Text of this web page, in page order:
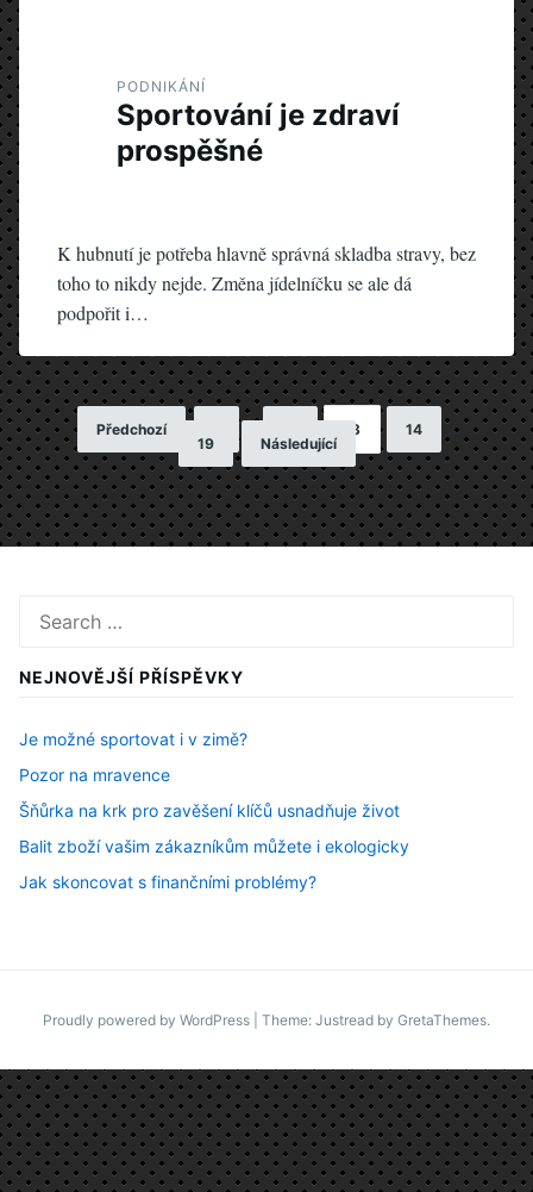
PODNIKÁNÍ
Sportování je zdraví
prospěšné
K hubnutí je potřeba hlavně správná skladba stravy, bez
toho to nikdy nejde. Změna jídelníčku se ale dá
podpořit i…
Stránkování
příspěvků
Předchozí 13 14
…
19
Následující
for:
NEJNOVĚJŠÍ PŘÍSPĚVKY
Je možné sportovat i v zimě?
Pozor na mravence
Šňůrka na krk pro zavěšení klíčů usnadňuje život
Balit zboží vašim zákazníkům můžete i ekologicky
Jak skoncovat s finančními problémy?
Proudly powered by WordPress Theme: Justread by GretaThemes.